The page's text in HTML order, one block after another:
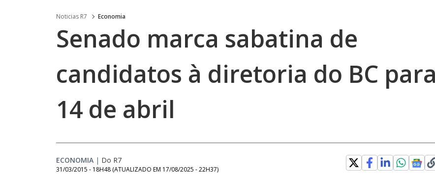
Noticias R7 Economia
Senado marca sabatina de
candidatos à diretoria do BC para
14 de abril
ECONOMIA | Do R7
31/03/2015 - 18H48 (ATUALIZADO EM 17/08/2025 - 22H37)